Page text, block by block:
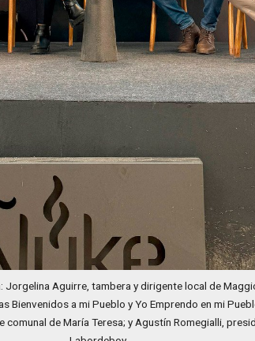
Jorgelina Aguirre, tambera y dirigente local de
Bienvenidos a mi Pueblo y Yo Emprendo en mi
comunal de María Teresa; y Agustín Romegialli,